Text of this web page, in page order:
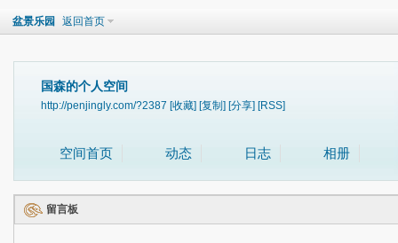
盆景乐园 返回首页
国森的个人空间
http://penjingly.com/?2387 [收藏] [复制] [分享] [RSS]
空间首页 动态 日志 相册
留言板